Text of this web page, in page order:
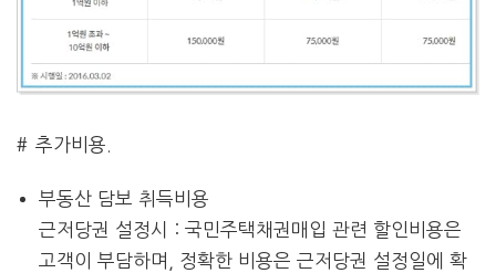
# 추가비용.
부동산 담보 취득비용
근저당권 설정시 : 국민주택채권매입 관련 할인비용은
고객이 부담하며, 정확한 비용은 근저당권 설정일에 확